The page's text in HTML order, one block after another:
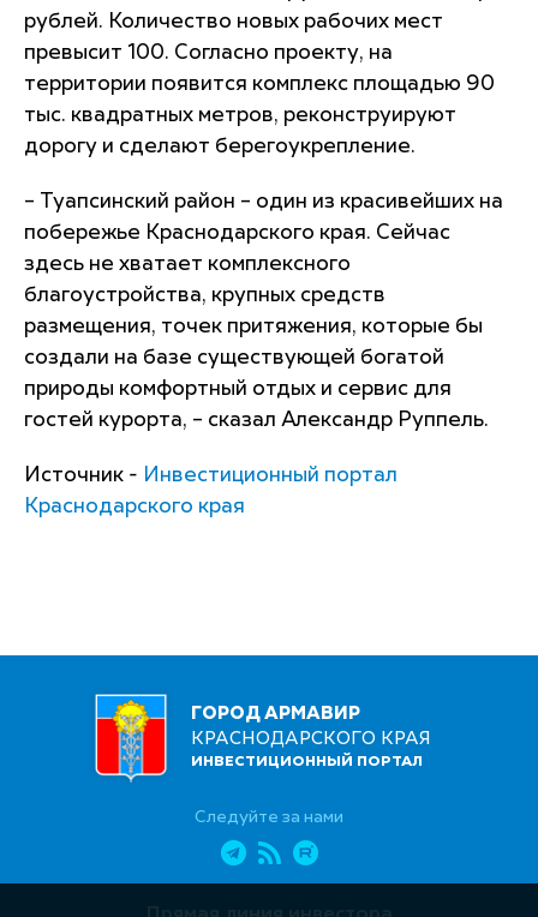
рублей. Количество новых рабочих мест
превысит 100. Согласно проекту, на
территории появится комплекс площадью 90
тыс. квадратных метров, реконструируют
дорогу и сделают берегоукрепление.
– Туапсинский район – один из красивейших на
побережье Краснодарского края. Сейчас
здесь не хватает комплексного
благоустройства, крупных средств
размещения, точек притяжения, которые бы
создали на базе существующей богатой
природы комфортный отдых и сервис для
гостей курорта, – сказал Александр Руппель.
Источник - Инвестиционный портал
Краснодарского края
ГОРОД АРМАВИР
КРАСНОДАРСКОГО КРАЯ
ИНВЕСТИЦИОННЫЙ ПОРТАЛ
Следуйте за нами